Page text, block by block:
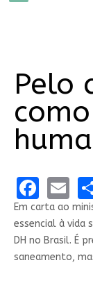
Pelo
Em carta ao
essencial à vida
DH no Brasil. É
saneamento,